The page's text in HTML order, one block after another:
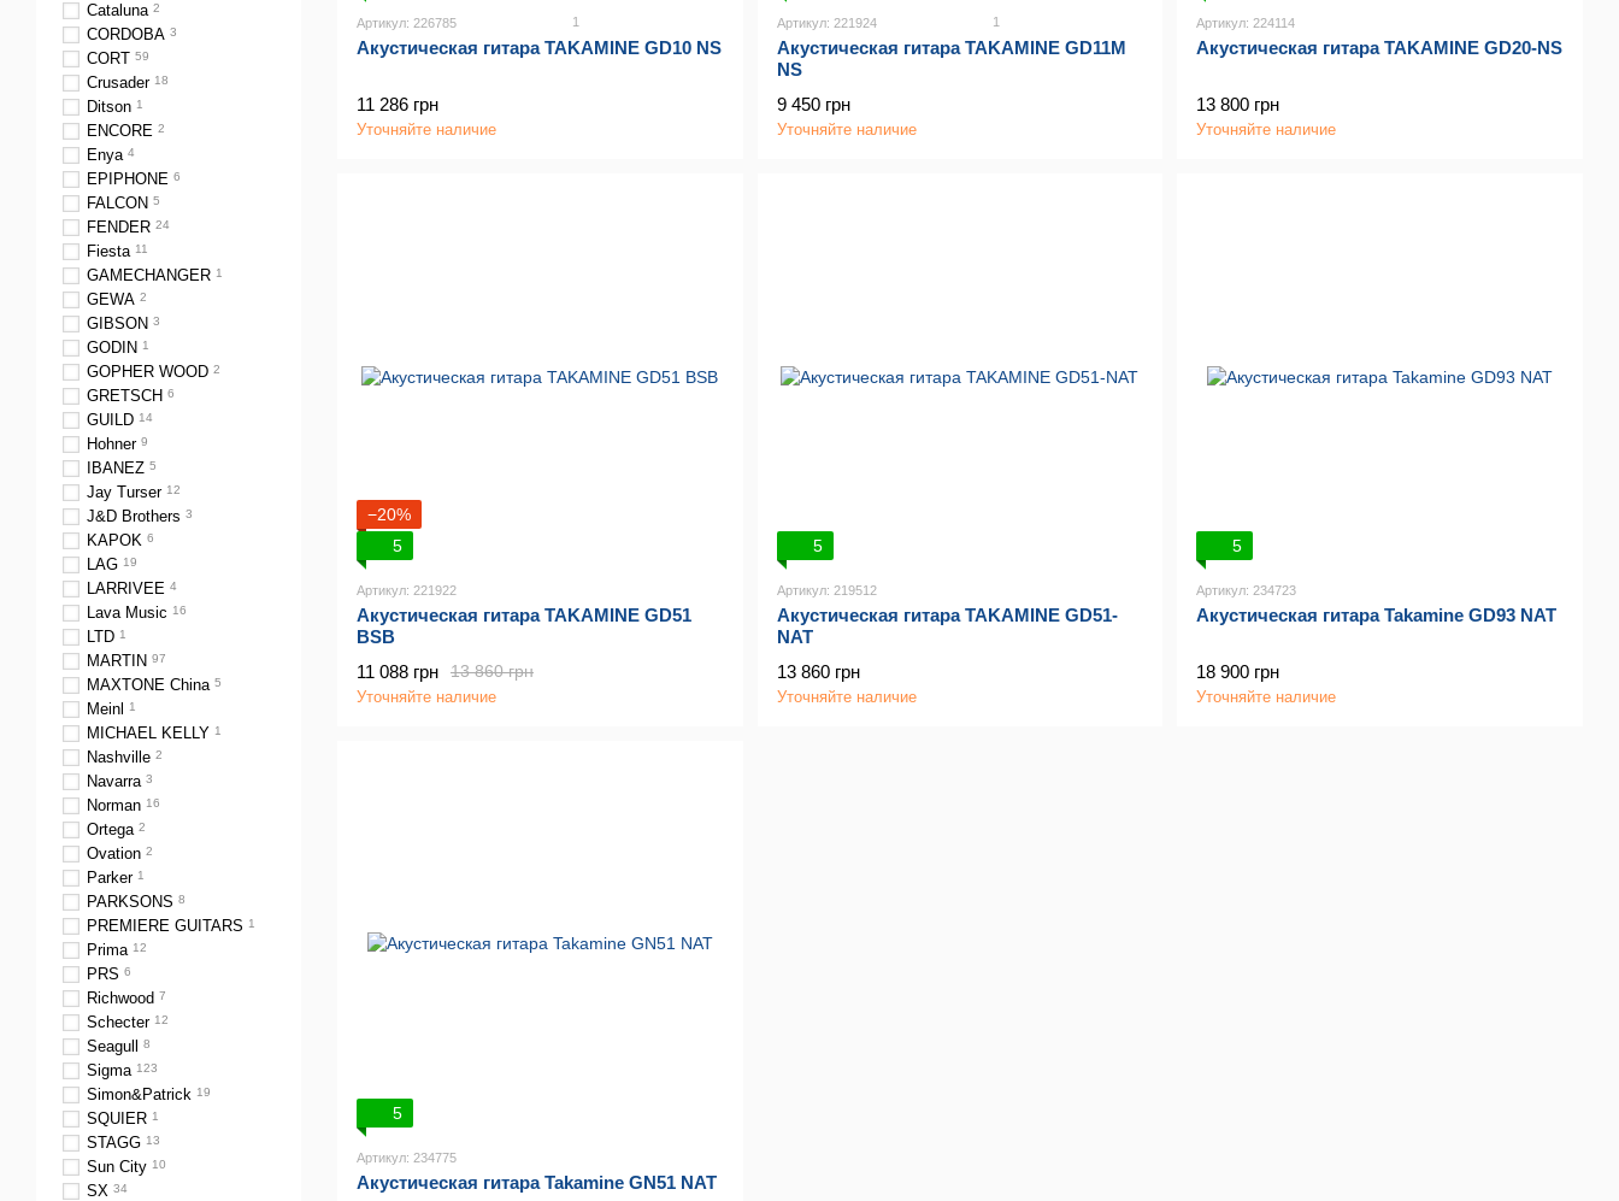
Артикул: 226785 1
Акустическая гитара TAKAMINE GD10 NS
11 286 грн
Уточняйте наличие
Артикул: 221924 1
Акустическая гитара TAKAMINE GD11M
NS
9 450 грн
Уточняйте наличие
Артикул: 224114
Акустическая гитара TAKAMINE GD20-NS
13 800 грн
Уточняйте наличие
−20%
5
Артикул: 221922
Акустическая гитара TAKAMINE GD51
BSB
13 860 грн
11 088 грн
Уточняйте наличие
5
Артикул: 219512
Акустическая гитара TAKAMINE GD51-
NAT
13 860 грн
Уточняйте наличие
5
Артикул: 234723
Акустическая гитара Takamine GD93 NAT
18 900 грн
Уточняйте наличие
5
Артикул: 234775
Акустическая гитара Takamine GN51 NAT
Cataluna 2
CORDOBA 3
CORT 59
Crusader 18
Ditson 1
ENCORE 2
Enya 4
EPIPHONE 6
FALCON 5
FENDER 24
Fiesta 11
GAMECHANGER 1
GEWA 2
GIBSON 3
GODIN 1
GOPHER WOOD 2
GRETSCH 6
GUILD 14
Hohner 9
IBANEZ 5
Jay Turser 12
J&D Brothers 3
KAPOK 6
LAG 19
LARRIVEE 4
Lava Music 16
LTD 1
MARTIN 97
MAXTONE China 5
Meinl 1
MICHAEL KELLY 1
Nashville 2
Navarra 3
Norman 16
Ortega 2
Ovation 2
Parker 1
PARKSONS 8
PREMIERE GUITARS 1
Prima 12
PRS 6
Richwood 7
Schecter 12
Seagull 8
Sigma 123
Simon&Patrick 19
SQUIER 1
STAGG 13
Sun City 10
SX 34